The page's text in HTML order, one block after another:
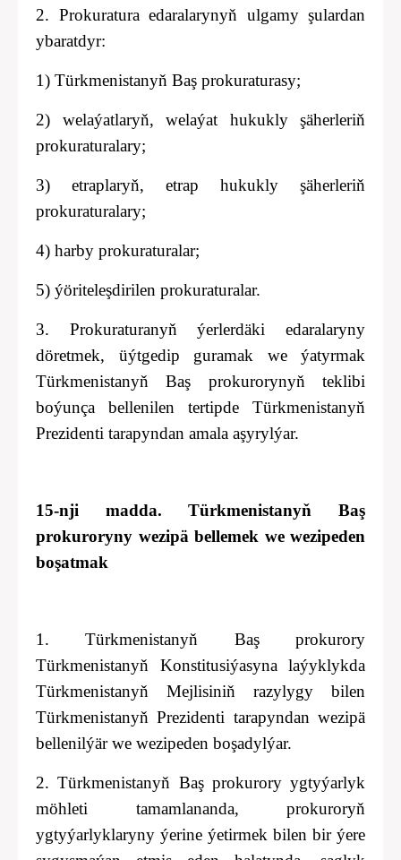
2. Prokuratura edaralarynyň ulgamy şulardan
ybaratdyr:
1) Türkmenistanyň Baş prokuraturasy;
2) welaýatlaryň, welaýat hukukly şäherleriň
prokuraturalary;
3) etraplaryň, etrap hukukly şäherleriň
prokuraturalary;
4) harby prokuraturalar;
5) ýöriteleşdirilen prokuraturalar.
3. Prokuraturanyň ýerlerdäki edaralaryny
döretmek, üýtgedip guramak we ýatyrmak
Türkmenistanyň Baş prokurorynyň teklibi
boýunça bellenilen tertipde Türkmenistanyň
Prezidenti tarapyndan amala aşyrylýar.
15-nji madda. Türkmenistanyň Baş
prokuroryny wezipä bellemek we wezipeden
boşatmak
1. Türkmenistanyň Baş prokurory
Türkmenistanyň Konstitusiýasyna laýyklykda
Türkmenistanyň Mejlisiniň razylygy bilen
Türkmenistanyň Prezidenti tarapyndan wezipä
bellenilýär we wezipeden boşadylýar.
2. Türkmenistanyň Baş prokurory ygtyýarlyk
möhleti tamamlananda, prokuroryň
ygtyýarlyklaryny ýerine ýetirmek bilen bir ýere